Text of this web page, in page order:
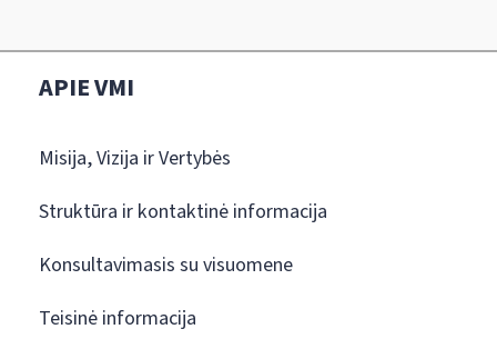
APIE VMI
Misija, Vizija ir Vertybės
Struktūra ir kontaktinė informacija
Konsultavimasis su visuomene
Teisinė informacija